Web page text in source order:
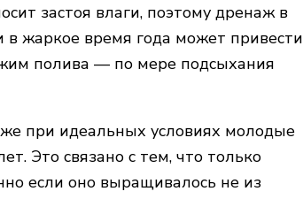
застоя влаги, поэтому дренаж в
жаркое время года может привести
полива — по мере подсыхания
при идеальных условиях молодые
Это связано с тем, что только
если оно выращивалось не из